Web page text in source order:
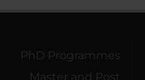
PhD Programmes
Master and Post